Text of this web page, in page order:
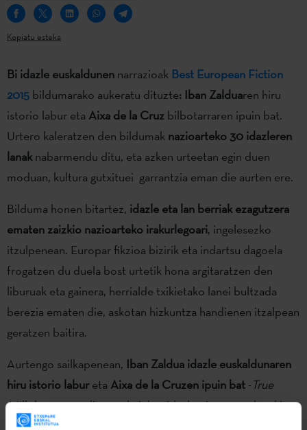
Kopiatu esteka
Bi idazle euskaldunen narrazioak Best European Fiction
2015 bildumarako aukeratu dituzte: Iban Zalduaren hiru
istorio labur eta Aixa de la Cruz bilbotarraren ipuin bat.
Urtero kaleratzen den bildumak nazioarteko 30 idazleren
lanaknabarmendu ditu, eta azken urteetan egin duen
moduan, kultura gutxituei garrantzia eman die aurten ere.
Bilduma honen bitartez, idazle eta lan berriak ezagutzera
ematen zaizkio nazioarteko irakurlegoari, ingelesezko
itzulpenean. Europar fikzioa bizirik eta indartsu dagoela
frogatzen du duela bost urtetik hona argitaratzen den
liburuak eta gainera, herrialde txikietako lanei bultzada
berezia ematen die, askotan hizkuntza handienen itzalpean
geratzen baitira.
Aurtengo sailkapenean, Iban Zaldua idazle euskaldunaren
hiru istorio labureta Aixa de la Cruzen ipuin bat -True
Milk- barneratu dituzte, hainbat idazle pisutsuren lanekin
batera,Diego Marani